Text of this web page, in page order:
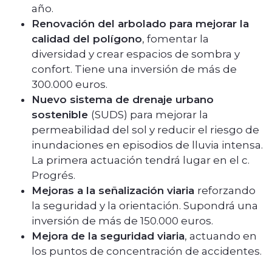
año.
Renovación del arbolado para mejorar la
calidad del polígono, fomentar la
diversidad y crear espacios de sombra y
confort. Tiene una inversión de más de
300.000 euros.
Nuevo sistema de drenaje urbano
sostenible (SUDS) para mejorar la
permeabilidad del sol y reducir el riesgo de
inundaciones en episodios de lluvia intensa.
La primera actuación tendrá lugar en el c.
Progrés.
Mejoras a la señalización viaria reforzando
la seguridad y la orientación. Supondrá una
inversión de más de 150.000 euros.
Mejora de la seguridad viaria, actuando en
los puntos de concentración de accidentes.